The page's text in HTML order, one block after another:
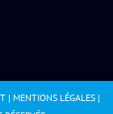
| MENTIONS LÉGALES|